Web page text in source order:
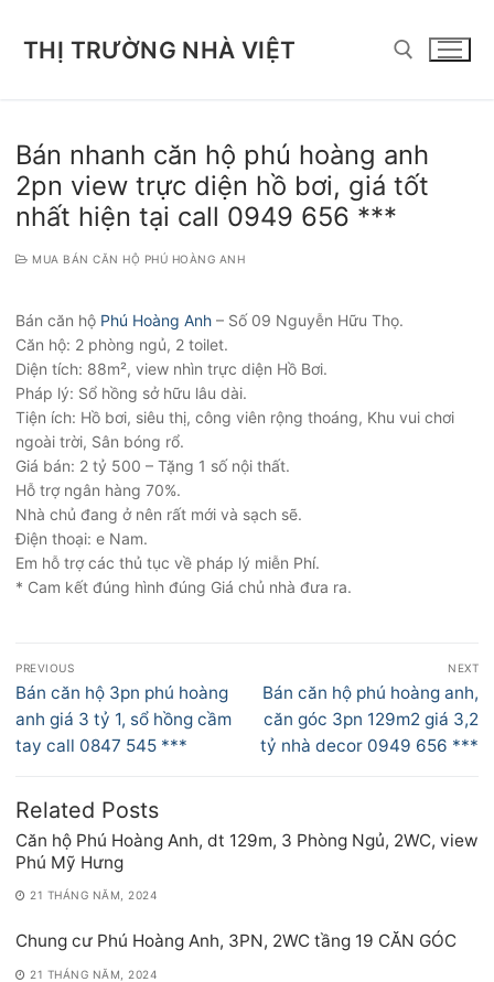
THỊ TRƯỜNG NHÀ VIỆT
Bán nhanh căn hộ phú hoàng anh
2pn view trực diện hồ bơi, giá tốt
nhất hiện tại call 0949 656 ***
MUA BÁN CĂN HỘ PHÚ HOÀNG ANH
Bán căn hộ Phú Hoàng Anh – Số 09 Nguyễn Hữu Thọ.
Căn hộ: 2 phòng ngủ, 2 toilet.
Diện tích: 88m², view nhìn trực diện Hồ Bơi.
Pháp lý: Sổ hồng sở hữu lâu dài.
Tiện ích: Hồ bơi, siêu thị, công viên rộng thoáng, Khu vui chơi
ngoài trời, Sân bóng rổ.
Giá bán: 2 tỷ 500 – Tặng 1 số nội thất.
Hỗ trợ ngân hàng 70%.
Nhà chủ đang ở nên rất mới và sạch sẽ.
Điện thoại: e Nam.
Em hỗ trợ các thủ tục về pháp lý miễn Phí.
* Cam kết đúng hình đúng Giá chủ nhà đưa ra.
Điều
hướng
bài
viết
PREVIOUS
Previous
post:
Bán căn hộ 3pn phú hoàng
anh giá 3 tỷ 1, sổ hồng cầm
tay call 0847 545 ***
NEXT
Next
post:
Bán căn hộ phú hoàng anh,
căn góc 3pn 129m2 giá 3,2
tỷ nhà decor 0949 656 ***
Related Posts
Căn hộ Phú Hoàng Anh, dt 129m, 3 Phòng Ngủ, 2WC, view
Phú Mỹ Hưng
21 THÁNG NĂM, 2024
Chung cư Phú Hoàng Anh, 3PN, 2WC tầng 19 CĂN GÓC
21 THÁNG NĂM, 2024